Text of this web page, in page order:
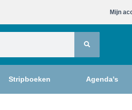
Mijn
Stripboeken Agenda's